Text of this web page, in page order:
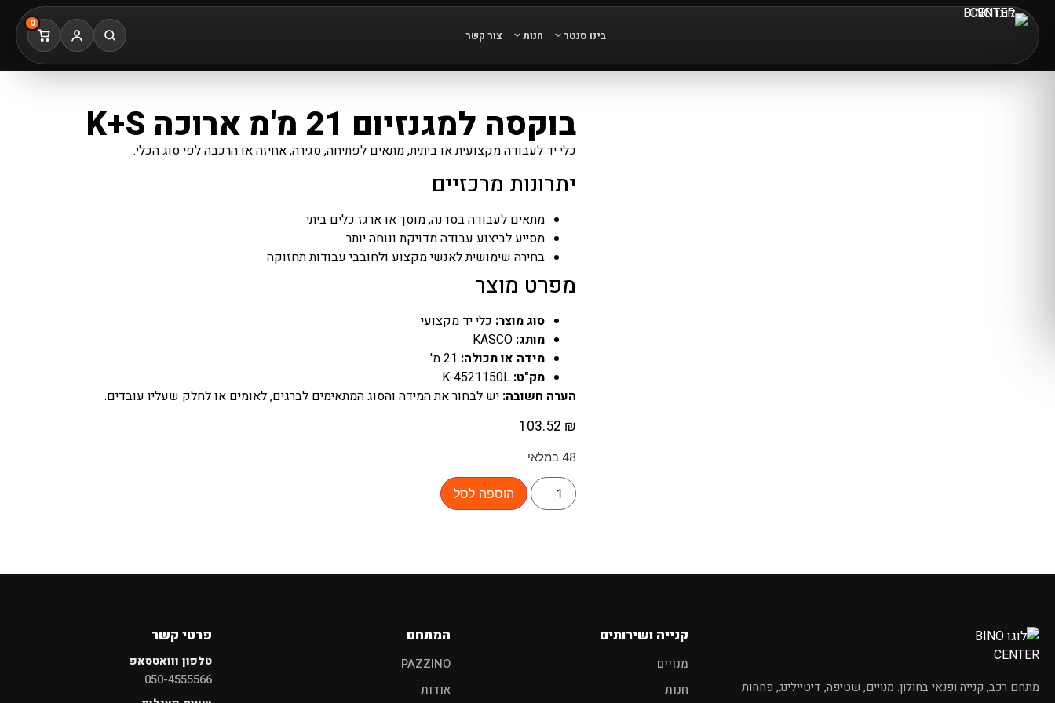
בינו סנטר חנות צור קשר
0
מחפשים מוצר לרכב? ×
אביזרים
בוקסה למגנזיום 21 מ'מ ארוכה K+S
כלי יד לעבודה מקצועית או ביתית, מתאים לפתיחה, סגירה, אחיזה או הרכבה לפי סוג הכלי.
יתרונות מרכזיים
מתאים לעבודה בסדנה, מוסך או ארגז כלים ביתי
מסייע לביצוע עבודה מדויקת ונוחה יותר
בחירה שימושית לאנשי מקצוע ולחובבי עבודות תחזוקה
מפרט מוצר
סוג מוצר: כלי יד מקצועי
מותג: KASCO
מידה או תכולה:
מק"ט: K-4521150L
הערה חשובה: יש לבחור את המידה והסוג המתאימים לברגים, לאומים או לחלק שעליו עובדים.
103.52 ₪
48 במלאי
הוספה לסל
מתחם רכב, קנייה ופנאי בחולון. מנויים, שטיפה, דיטיילינג, פחחות
קנייה ושירותים
מנויים
חנות
המתחם
PAZZINO
אודות
פרטי קשר
טלפון ווואטסאפ
050-4555566